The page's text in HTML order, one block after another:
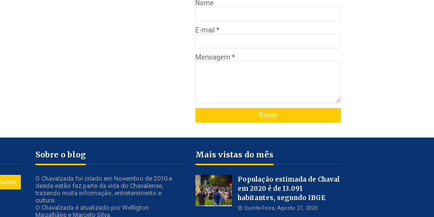
Nome
E-mail *
Mensagem *
Sobre o blog
O Chavalzada foi criado em Novembro de 2010 e
desde estão faz parte da vida do Chavalense,
trazendo muita informação, entretenimento e
cultura.
O Chavalzada é atualizado por Welligton
Magalhães e Marcelo Silva.
Mais vistas do mês
População estimada de Chaval
em 2020 é de 13.091
habitantes, segundo IBGE
Quinta-Feira, Agosto 27, 2020